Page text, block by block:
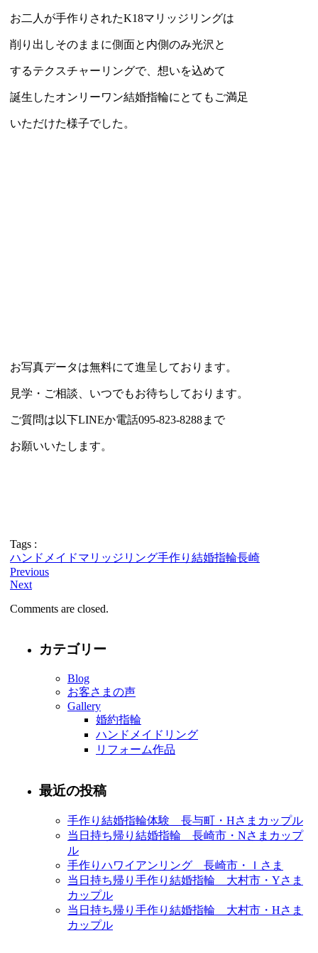
お二人が手作りされたK18マリッジリングは
削り出しそのままに側面と内側のみ光沢と
するテクスチャーリングで、想いを込めて
誕生したオンリーワン結婚指輪にとてもご満足
いただけた様子でした。
お写真データは無料にて進呈しております。
見学・ご相談、いつでもお待ちしております。
ご質問は以下LINEか電話095-823-8288まで
お願いいたします。
Tags :
ハンドメイドマリッジリング手作り 結婚指輪長崎
Previous
Next
Comments are closed.
カテゴリー
Blog
お客さまの声
Gallery
婚約指輪
ハンドメイドリング
リフォーム作品
最近の投稿
手作り結婚指輪体験 長与町・Hさまカップル
当日持ち帰り結婚指輪 長崎市・Nさまカップ
ル
手作りハワイアンリング 長崎市・Ｉさま
当日持ち帰り手作り結婚指輪 大村市・Yさま
カップル
当日持ち帰り手作り結婚指輪 大村市・Hさま
カップル